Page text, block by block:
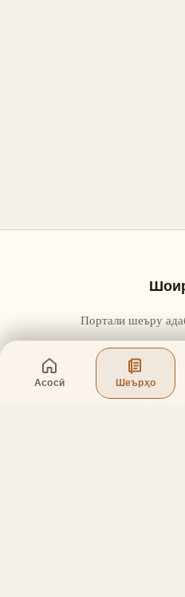
Асосӣ Шеърҳо
Портали шеъру